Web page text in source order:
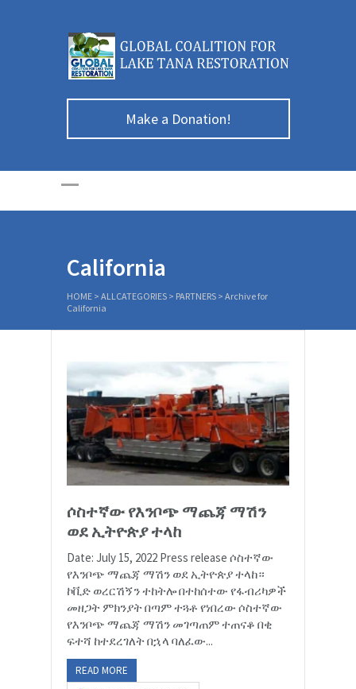
Make a Donation!
California
HOME > ALLCATEGORIES > PARTNERS > Archive for
California
ሶስተኛው የእንቦጭ ማጨጃ ማሽን
ወደ ኢትዮጵያ ተላከ
Date: July 15, 2022 Press release ሶስተኛው
የእንቦጭ ማጨጃ ማሽን ወደ ኢትዮጵያ ተላከ።
ኮቪድ ወረርሽኝን ተከትሎ በተከሰተው የፋብሪካዎች
መዘጋት ምክንያት በጣም ተጓቶ የነበረው ሶስተኛው
የእንቦጭ ማጨጃ ማሽን መገጣጠም ተጠናቆ በቂ
ፍተሻ ከተደረገለት በኋላ ባለፈው...
READ MORE